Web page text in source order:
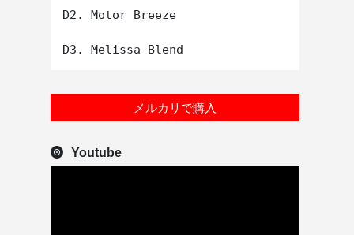
D2. Motor Breeze
メルカリで購入
Youtube